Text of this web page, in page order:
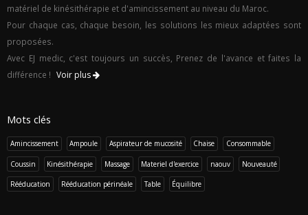
matériel de kinésithérapie et d'amincissement au niveau du Maroc.
Pour chaque cas, chaque besoin, les solutions les mieux adaptées sont
proposées.
Avec EJ medic, c'est toujours un succès, Prenez de l'avance et faites la
différence ! Voir plus
Mots clés
Amincissement Ampoule Aspirateur de mucosité Chaise Consommable
Coussin Kinésithérapie Massage Materiel d'exercice naouv Nouveauté
Rééducation Rééducation périnéale Table Équilibre